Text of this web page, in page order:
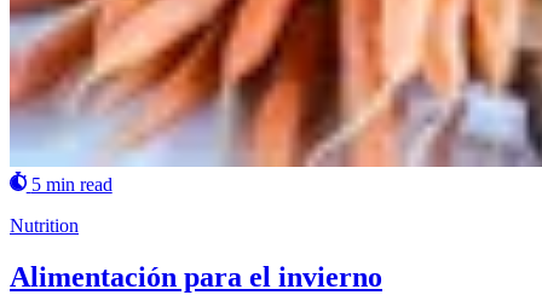
5 min read
Nutrition
Alimentación para el invierno